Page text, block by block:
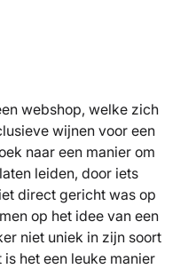
webshop, welke zich
wijnen voor een
naar een manier om
leiden, door iets
direct gericht was op
op het idee van een
niet uniek in zijn soort
het een leuke manier